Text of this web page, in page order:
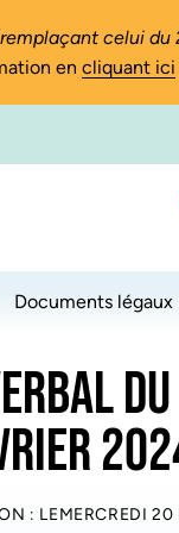
celui du
en cliquant ici
Documents légaux
: LEMERCREDI